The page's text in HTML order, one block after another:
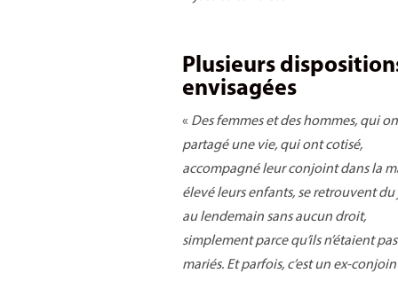
Plusieurs
envisagées
« Des femmes et des hommes, qui
partagé une vie, qui ont cotisé,
accompagné leur conjoint dans la
élevé leurs enfants, se retrouvent du
au lendemain sans aucun droit,
simplement parce qu’ils n’étaient pas
mariés. Et parfois, c’est un ex-